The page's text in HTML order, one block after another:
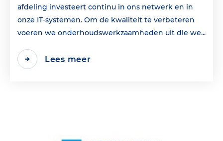
afdeling investeert continu in ons netwerk en in
onze IT-systemen. Om de kwaliteit te verbeteren
voeren we onderhoudswerkzaamheden uit die we...
Lees meer